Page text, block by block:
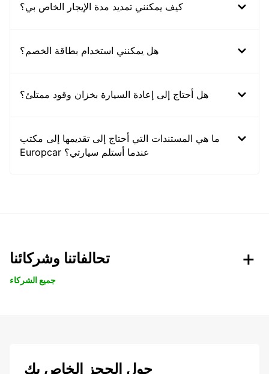
كيف يمكنني تمديد مدة الإيجار الخاص بي؟
هل يمكنني استخدام بطاقة الخصم؟
هل أحتاج إلى إعادة السيارة بخزان وقود ممتلئ؟
ما هي المستندات التي أحتاج إلى تقديمها إلى مكتب
Europcar عندما أستلم سيارتي؟
تحالفاتنا وشركائنا
جميع الشركاء
حول الحجز الخاص بك